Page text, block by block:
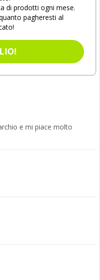
di prodotti ogni mese.
pagheresti al
e mi piace molto